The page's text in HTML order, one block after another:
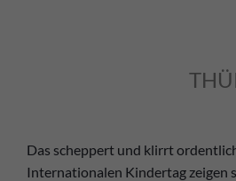
Das scheppert und klirrt
Internationalen Kindertag zeigen